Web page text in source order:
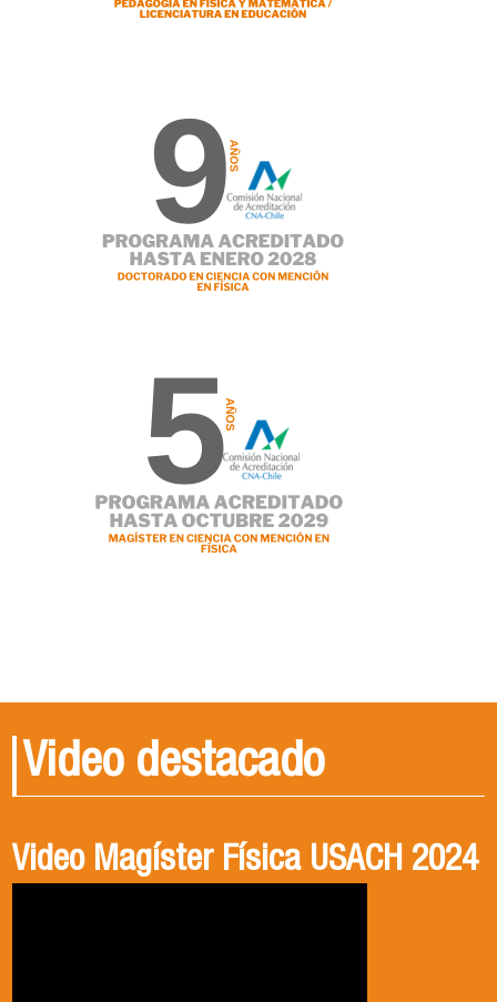
Video destacado
Video Magíster Física USACH 2024
Video Doctorado Física USACH